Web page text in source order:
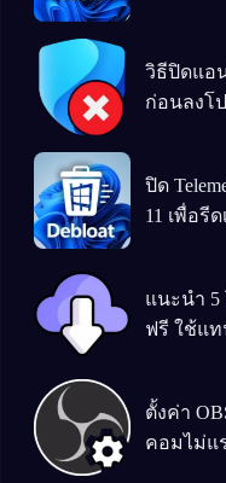
วิธีปิดแอ
ก่อนลงโ
ปิด
11 เพื่อรี
แนะนำ
ฟรี ใช้แ
ตั้งค่า
คอมไม่แ